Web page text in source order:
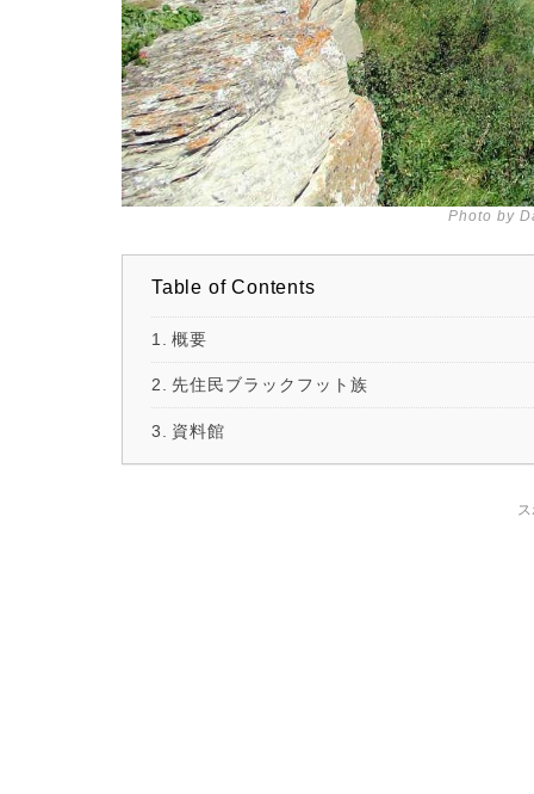
Photo by
Table of Contents
概要
先住民ブラックフット族
資料館